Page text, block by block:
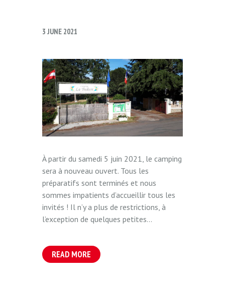
3 JUNE 2021
À partir du samedi 5 juin 2021, le camping
sera à nouveau ouvert. Tous les
préparatifs sont terminés et nous
sommes impatients d’accueillir tous les
invités ! Il n’y a plus de restrictions, à
l’exception de quelques petites...
READ MORE